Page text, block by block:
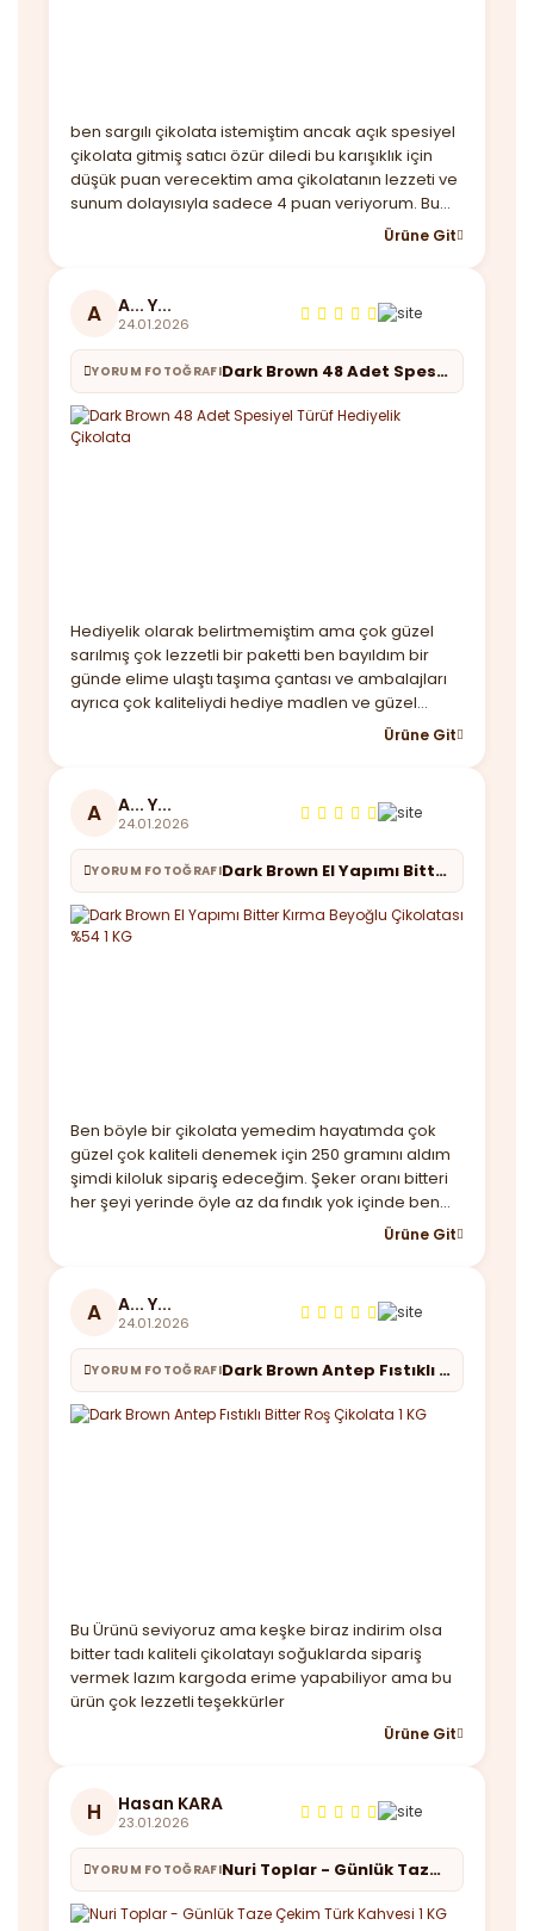
ben sargılı çikolata istemiştim ancak açık spesiyel
çikolata gitmiş satıcı özür diledi bu karışıklık için
düşük puan verecektim ama çikolatanın lezzeti ve
sunum dolayısıyla sadece 4 puan veriyorum. Bu
arada kutu baya büyük çikolatalar lezzetli taşıma
Ürüne Git
A A... Y...
24.01.2026
YORUM FOTOĞRAFI Dark Brown 48 Adet Spesiyel Türüf Hediyelik Çikolata
Hediyelik olarak belirtmemiştim ama çok güzel
sarılmış çok lezzetli bir paketti ben bayıldım bir
günde elime ulaştı taşıma çantası ve ambalajları
ayrıca çok kaliteliydi hediye madlen ve güzel
Ürüne Git
A A... Y...
24.01.2026
YORUM FOTOĞRAFI Dark Brown El Yapımı Bitter Kırma Beyoğlu Çikolatası %54 1 KG
Ben böyle bir çikolata yemedim hayatımda çok
güzel çok kaliteli denemek için 250 gramını aldım
şimdi kiloluk sipariş edeceğim. Şeker oranı bitteri
her şeyi yerinde öyle az da fındık yok içinde ben
beğendim almayı düşünenler kaçırmasın derim.
Ürüne Git
A A... Y...
24.01.2026
YORUM FOTOĞRAFI Dark Brown Antep Fıstıklı Bitter Roş Çikolata 1 KG
Bu Ürünü seviyoruz ama keşke biraz indirim olsa
bitter tadı kaliteli çikolatayı soğuklarda sipariş
vermek lazım kargoda erime yapabiliyor ama bu
ürün çok lezzetli teşekkürler
Ürüne Git
H Hasan KARA
23.01.2026
YORUM FOTOĞRAFI Nuri Toplar - Günlük Taze Çekim Türk Kahvesi 1 KG